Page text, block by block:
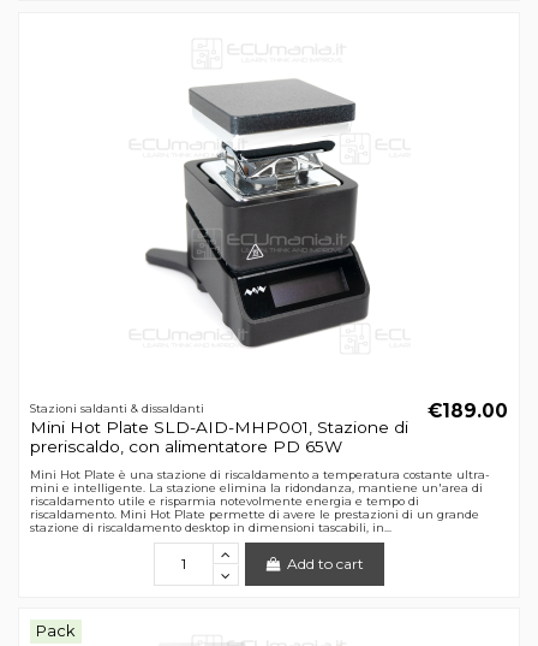
Stazioni saldanti & dissaldanti
Mini Hot Plate SLD-AID-MHP001, Stazione di
preriscaldo, con alimentatore PD 65W
€189.00
Mini Hot Plate è una stazione di riscaldamento a temperatura costante ultra-
mini e intelligente. La stazione elimina la ridondanza, mantiene un'area di
riscaldamento utile e risparmia notevolmente energia e tempo di
riscaldamento. Mini Hot Plate permette di avere le prestazioni di un grande
stazione di riscaldamento desktop in dimensioni tascabili, in...
Add to cart
Pack